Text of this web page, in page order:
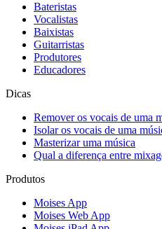
Bateristas
Vocalistas
Baixistas
Guitarristas
Produtores
Educadores
Dicas
Remover os vocais de uma
Isolar os vocais de uma
Masterizar uma música
Qual a diferença entre
Produtos
Moises App
Moises Web App